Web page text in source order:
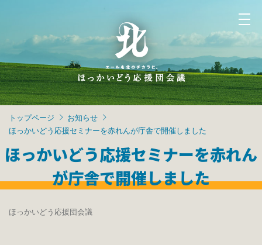
トップページ
お知らせ
ほっかいどう応援セミナーを赤れんが庁舎で開催しました
ほっかいどう応援セミナーを赤れん
が庁舎で開催しました
ほっかいどう応援団会議